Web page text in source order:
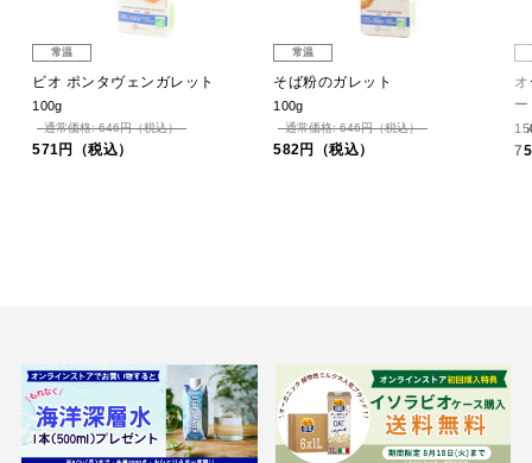
常温
ビオ ポンタヴェンガレット
100g
通常価格: 646円（税込）
571円（税込）
常温
そば粉のガレット
100g
通常価格: 646円（税込）
582円（税込）
ー